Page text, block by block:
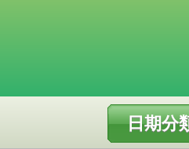
日期分